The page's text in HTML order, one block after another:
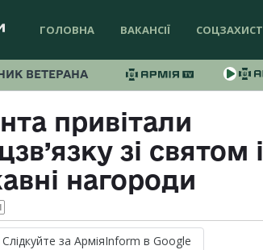
ГОЛОВНА ВАКАНСІЇ СОЦЗАХИСТ
ВЕТЕРАНА
привітали
зі святом і
нагороди
Слідкуйте за АрміяInform в Google